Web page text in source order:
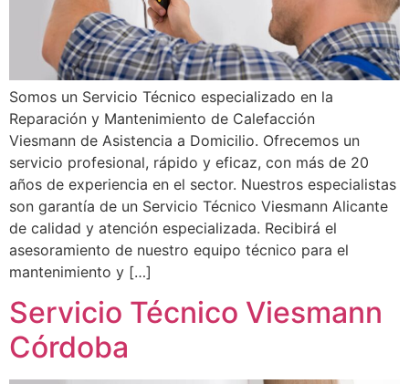
Somos un Servicio Técnico especializado en la
Reparación y Mantenimiento de Calefacción
Viesmann de Asistencia a Domicilio. Ofrecemos un
servicio profesional, rápido y eficaz, con más de 20
años de experiencia en el sector. Nuestros especialistas
son garantía de un Servicio Técnico Viesmann Alicante
de calidad y atención especializada. Recibirá el
asesoramiento de nuestro equipo técnico para el
mantenimiento y […]
Servicio Técnico Viesmann
Córdoba